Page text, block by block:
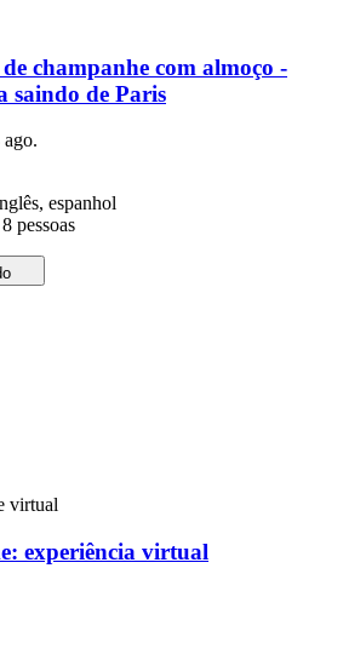
champanhe com almoço -
saindo de Paris
ago.
espanhol
pessoas
virtual
experiência virtual